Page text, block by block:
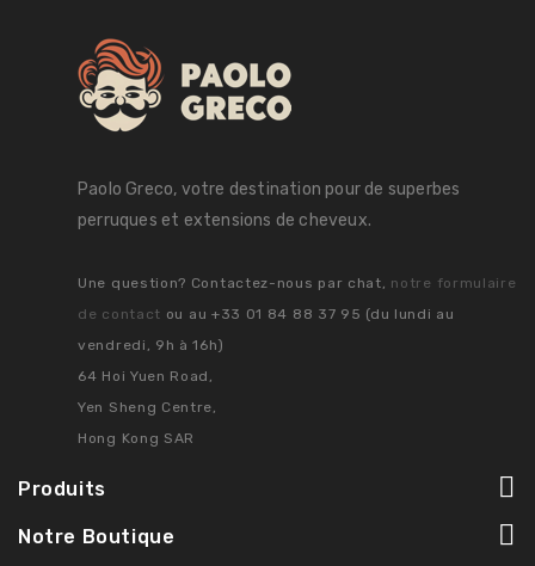
Paolo Greco, votre destination pour de superbes
perruques et extensions de cheveux.
Une question? Contactez-nous par chat, notre formulaire
de contact ou au +33 01 84 88 37 95 (du lundi au
vendredi, 9h à 16h)
64 Hoi Yuen Road,
Yen Sheng Centre,
Hong Kong SAR
Produits
Notre Boutique